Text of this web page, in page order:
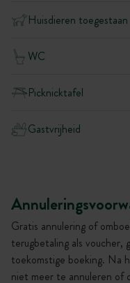
Huisdieren toegestaan
WC
Picknicktafel
Gastvrijheid
Gratis annulering of
terugbetaling als voucher,
toekomstige boeking. Na
niet meer te annuleren of